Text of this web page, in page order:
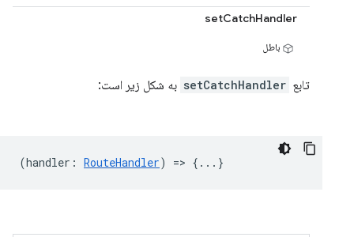
setCatchHandler
باطل
تابع setCatchHandler به شکل زیر است:
(handler : RouteHandler) => {...}